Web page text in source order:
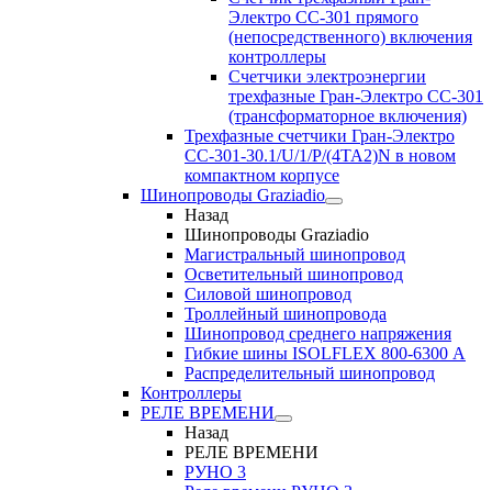
Электро CC-301 прямого
(непосредственного) включения
контроллеры
Счетчики электроэнергии
трехфазные Гран-Электро CC-301
(трансформаторное включения)
Трехфазные счетчики Гран-Электро
СС-301-30.1/U/1/P/(4TA2)N в новом
компактном корпусе
Шинопроводы Graziadio
Назад
Шинопроводы Graziadio
Магистральный шинопровод
Осветительный шинопровод
Силовой шинопровод
Троллейный шинопровода
Шинопровод среднего напряжения
Гибкие шины ISOLFLEX 800-6300 А
Распределительный шинопровод
Контроллеры
РЕЛЕ ВРЕМЕНИ
Назад
РЕЛЕ ВРЕМЕНИ
РУНО 3